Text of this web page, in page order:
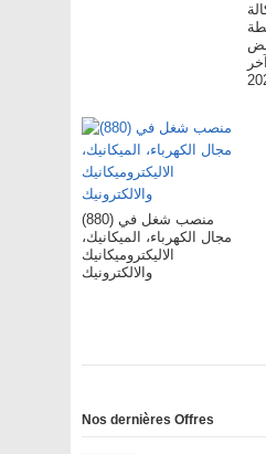
(880) منصب شغل في
مجال الكهرباء، الميكانيك،
الاليكتروميكانيك
والالكترونيك
Nos dernières Offres